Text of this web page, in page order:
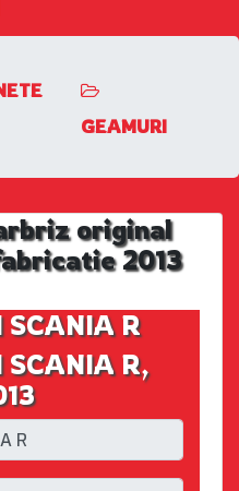
GEAMURI
original
2013
R
R,